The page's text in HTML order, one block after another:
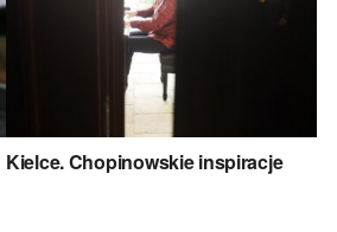
Kielce. Chopinowskie inspiracje